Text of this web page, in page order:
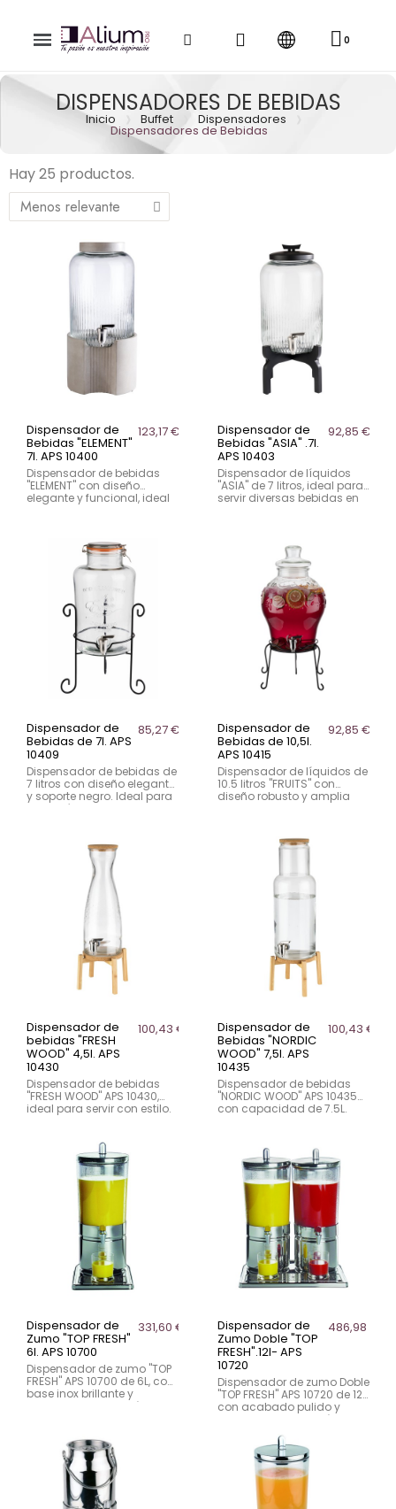
DISPENSADORES DE BEBIDAS
Inicio Buffet Dispensadores
Dispensadores de Bebidas
Hay 25 productos.
Dispensador de
Bebidas "ELEMENT"
7l. APS 10400
123,17 €
Dispensador de bebidas
"ELEMENT" con diseño
elegante y funcional, ideal
Dispensador de
Bebidas "ASIA" .7l.
APS 10403
92,85 €
Dispensador de líquidos
"ASIA" de 7 litros, ideal para
servir diversas bebidas en
Dispensador de
Bebidas de 7l. APS
10409
85,27 €
Dispensador de bebidas de
7 litros con diseño elegante
y soporte negro. Ideal para
servir cómodamente en
Dispensador de
Bebidas de 10,5l.
APS 10415
92,85 €
Dispensador de líquidos de
10.5 litros "FRUITS" con
diseño robusto y amplia
Dispensador de
bebidas "FRESH
WOOD" 4,5l. APS
10430
100,43 €
Dispensador de bebidas
"FRESH WOOD" APS 10430,
ideal para servir con estilo.
grifo de acero inoxidable.
Dispensador de
Bebidas "NORDIC
WOOD" 7,5l. APS
10435
100,43 €
Dispensador de bebidas
"NORDIC WOOD" APS 10435
con capacidad de 7.5L.
de corcho.
Dispensador de
Zumo "TOP FRESH"
6l. APS 10700
331,60 €
Dispensador de zumo "TOP
FRESH" APS 10700 de 6L, con
base inox brillante y
acumuladores de frío. Ideal
Dispensador de
Zumo Doble "TOP
FRESH".12l- APS
10720
486,98 €
Dispensador de zumo Doble
"TOP FRESH" APS 10720 de 12L,
con acabado pulido y
acumuladores de frío. Ideal